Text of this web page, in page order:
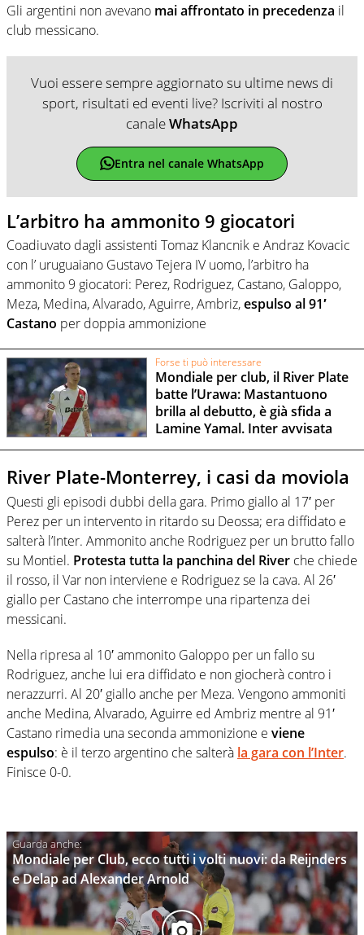
Gli argentini non avevano mai affrontato in precedenza il
club messicano.
Vuoi essere sempre aggiornato su ultime news di
sport, risultati ed eventi live? Iscriviti al nostro
canaleWhatsApp
Entra nel canale WhatsApp
L’arbitro ha ammonito 9 giocatori
Coadiuvato dagli assistenti Tomaz Klancnik e Andraz Kovacic
con l’ uruguaiano Gustavo Tejera IV uomo, l’arbitro ha
ammonito 9 giocatori: Perez, Rodriguez, Castano, Galoppo,
Meza, Medina, Alvarado, Aguirre, Ambriz,espulso al 91′
Castano per doppia ammonizione
Forse ti può interessare
Mondiale per club, il River Plate
batte l’Urawa: Mastantuono
brilla al debutto, è già sfida a
Lamine Yamal. Inter avvisata
River Plate-Monterrey, i casi da moviola
Questi gli episodi dubbi della gara. Primo giallo al 17′ per
Perez per un intervento in ritardo su Deossa; era diffidato e
salterà l’Inter. Ammonito anche Rodriguez per un brutto fallo
su Montiel. Protesta tutta la panchina del River che chiede
il rosso, il Var non interviene e Rodriguez se la cava. Al 26′
giallo per Castano che interrompe una ripartenza dei
messicani.
Nella ripresa al 10′ ammonito Galoppo per un fallo su
Rodriguez, anche lui era diffidato e non giocherà contro i
nerazzurri. Al 20′ giallo anche per Meza. Vengono ammoniti
anche Medina, Alvarado, Aguirre ed Ambriz mentre al 91′
Castano rimedia una seconda ammonizione e viene
espulso: è il terzo argentino che salterà la gara con l’Inter.
Finisce 0-0.
Mondiale per Club, ecco tutti i volti nuovi: da Reijnders
e Delap ad Alexander Arnold